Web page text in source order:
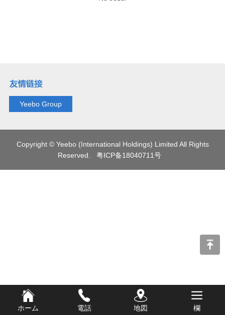
Yeebo Group
Copyright © Yeebo (International Holdings) Limited All Rights
Reserved. 粤ICP备18040711号
ホーム 電話 地図 欄